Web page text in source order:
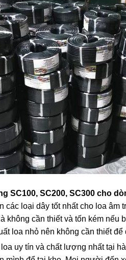
SC100, SC200, SC300 cho
các loại dây tốt nhất cho loa
không cần thiết và tốn kém nếu
loa nhỏ nên không cần thiết để
uy tín và chất lượng nhất tại